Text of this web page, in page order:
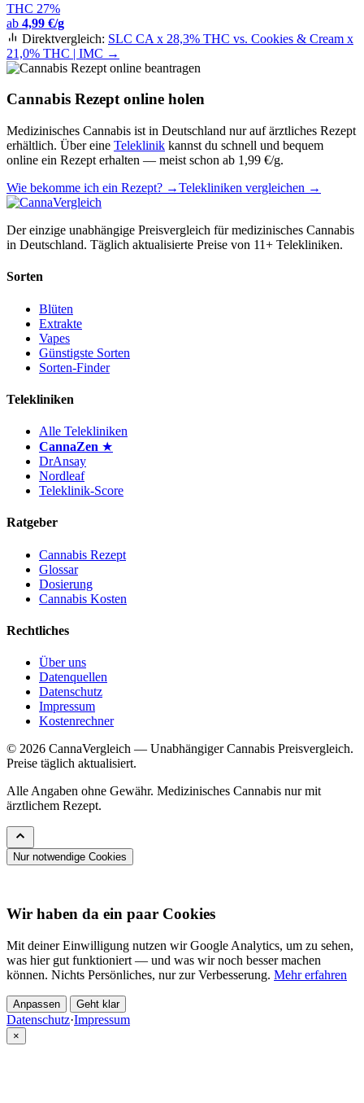
THC 27%
ab 4,99 €/g
Direktvergleich: SLC CA x 28,3% THC vs. Cookies & Cream x
21,0% THC | IMC →
Cannabis Rezept online holen
Medizinisches Cannabis ist in Deutschland nur auf ärztliches Rezept
erhältlich. Über eine Teleklinik kannst du schnell und bequem
online ein Rezept erhalten — meist schon ab 1,99 €/g.
Wie bekomme ich ein Rezept? →Telekliniken vergleichen →
Der einzige unabhängige Preisvergleich für medizinisches Cannabis
in Deutschland. Täglich aktualisierte Preise von 11+ Telekliniken.
Sorten
Blüten
Extrakte
Vapes
Günstigste Sorten
Sorten-Finder
Telekliniken
Alle Telekliniken
CannaZen ★
DrAnsay
Nordleaf
Teleklinik-Score
Ratgeber
Cannabis Rezept
Glossar
Dosierung
Cannabis Kosten
Rechtliches
Über uns
Datenquellen
Datenschutz
Impressum
Kostenrechner
© 2026 CannaVergleich — Unabhängiger Cannabis Preisvergleich.
Preise täglich aktualisiert.
Alle Angaben ohne Gewähr. Medizinisches Cannabis nur mit
ärztlichem Rezept.
Nur notwendige Cookies
Wir haben da ein paar Cookies
Mit deiner Einwilligung nutzen wir Google Analytics, um zu sehen,
was hier gut funktioniert — und was wir noch besser machen
können. Nichts Persönliches, nur zur Verbesserung. Mehr erfahren
Anpassen Geht klar
Datenschutz·Impressum
×